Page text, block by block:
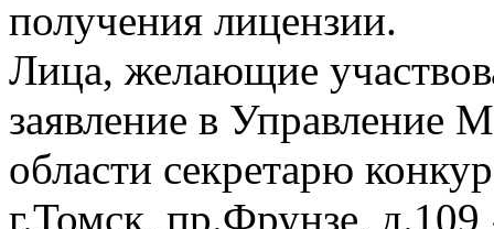
получения лицензии.
Лица, желающие
заявление в Управление
области секретарю
г.Томск, пр.Фрунзе,